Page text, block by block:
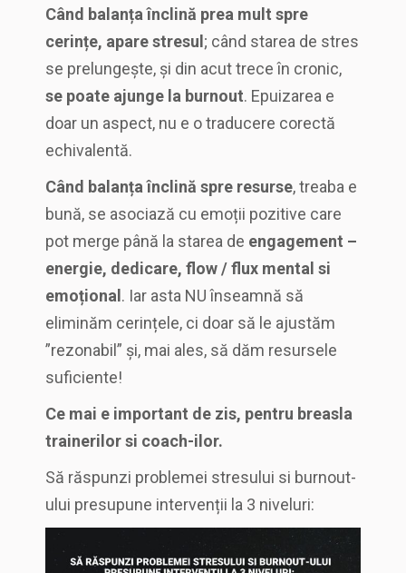
Când balanța înclină prea mult spre
cerințe, apare stresul ; când starea de stres
se prelungește, și din acut trece în cronic,
se poate ajunge la burnout. Epuizarea e
doar un aspect, nu e o traducere corectă
echivalentă.
Când balanța înclină spre resurse, treaba e
bună, se asociază cu emoții pozitive care
pot merge până la starea de engagement –
energie, dedicare, flow / flux mental si
emoțional . Iar asta NU înseamnă să
eliminăm cerințele, ci doar să le ajustăm
”rezonabil” și, mai ales, să dăm resursele
suficiente!
Ce mai e important de zis, pentru breasla
trainerilor si coach-ilor.
Să răspunzi problemei stresului si burnout-
ului presupune intervenții la 3 niveluri: